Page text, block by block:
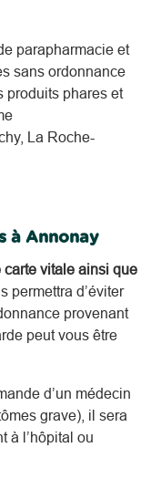
parapharmacie et
sans ordonnance
produits phares et
La Roche-
à Annonay
vitale ainsi que
permettra d’éviter
provenant
peut vous être
d’un médecin
grave), il sera
à l’hôpital ou